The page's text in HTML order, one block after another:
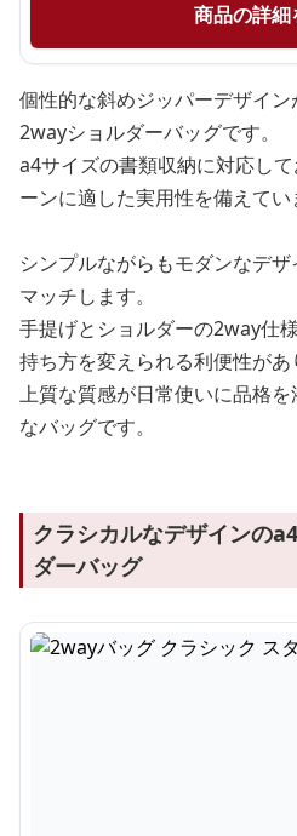
商品の詳細
個性的な斜めジッパーデザイ
2wayショルダーバッグです。
a4サイズの書類収納に対応し
ーンに適した実用性を備えてい
シンプルながらもモダンなデ
マッチします。
手提げとショルダーの2way仕
持ち方を変えられる利便性があ
上質な質感が日常使いに品格
なバッグです。
クラシカルなデザインの
ダーバッグ